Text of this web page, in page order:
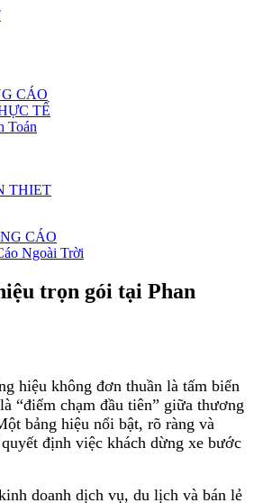
CÁO
TẾ
Toán
CÁO
Ngoài Trời
trọn gói tại Phan
hiệu không đơn thuần là tấm biển
“điểm chạm đầu tiên” giữa thương
bảng hiệu nổi bật, rõ ràng và
định việc khách dừng xe bước
doanh dịch vụ, du lịch và bán lẻ